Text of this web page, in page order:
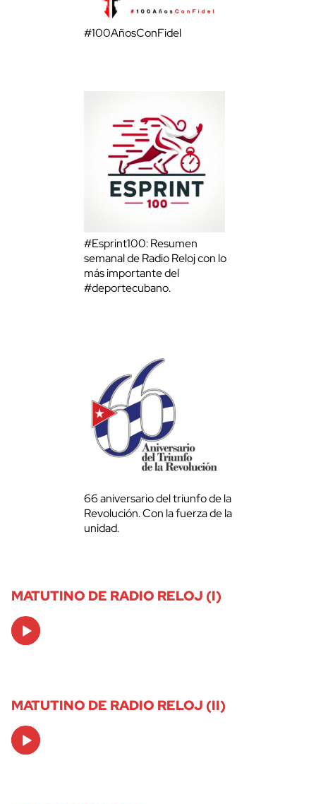
#100AñosConFidel
#Esprint100: Resumen
semanal de Radio Reloj con lo
más importante del
#deportecubano.
66 aniversario del triunfo de la
Revolución. Con la fuerza de la
unidad.
MATUTINO DE RADIO RELOJ (I)
Audio
Player
MATUTINO DE RADIO RELOJ (II)
Audio
Player